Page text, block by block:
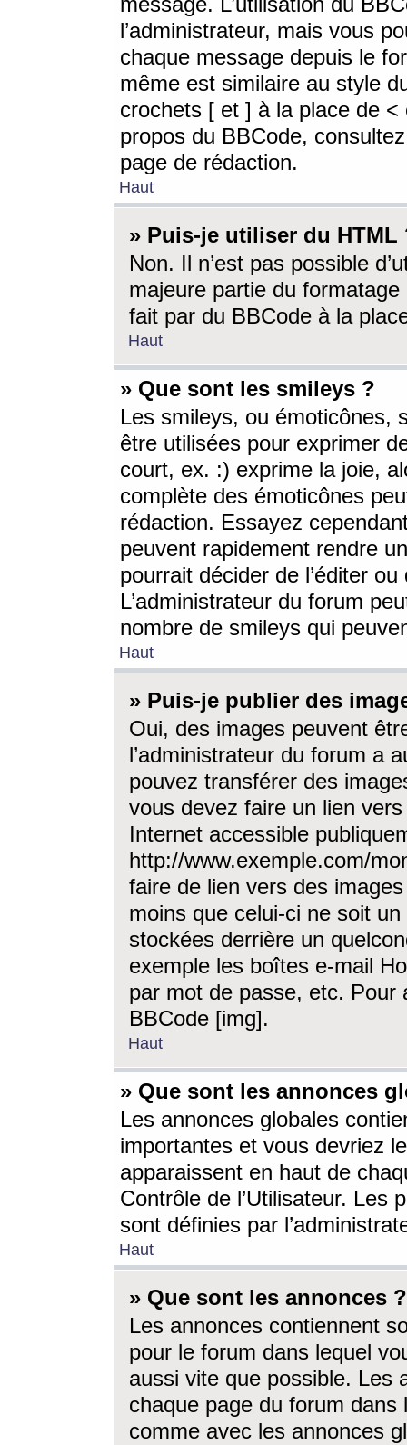
l’administrateur, mais vous
chaque message depuis le
même est similaire au style
crochets [ et ] à la place de <
propos du BBCode,
page de rédaction.
Haut
» Puis-je utiliser du HTML
Non. Il n’est pas possible
majeure partie du
fait par du BBCode à la
Haut
» Que sont les smileys ?
Les smileys, ou émoticônes,
être utilisées pour exprimer
court, ex. :) exprime la joie,
complète des émoticônes
rédaction. Essayez
peuvent rapidement rendre
pourrait décider de l’éditer
L’administrateur du forum
nombre de smileys qui
Haut
» Puis-je publier des
Oui, des images peuvent
l’administrateur du forum a
pouvez transférer des
vous devez faire un lien
Internet accessible
http://www.exemple.com/
faire de lien vers des
moins que celui-ci ne soit
stockées derrière un
exemple les boîtes e-mail
par mot de passe, etc. Pour
BBCode [img].
Haut
» Que sont les annonces
Les annonces globales
importantes et vous devriez
apparaissent en haut de
Contrôle de l’Utilisateur. Les
sont définies par
Haut
» Que sont les annonces ?
Les annonces contiennent
pour le forum dans lequel
aussi vite que possible. Les
chaque page du forum dans
comme avec les annonces